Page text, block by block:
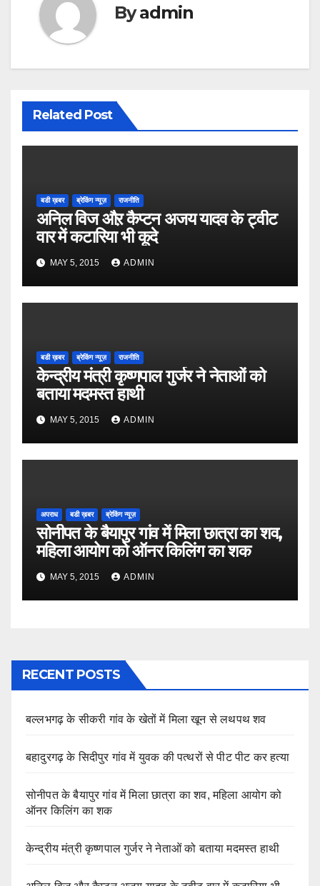
Byadmin
Related Post
बडी ख़बर ब्रेकिंग न्यूज़ राजनीति
अनिल विज औऱ कैप्टन अजय यादव के ट्वीट
वार में कटारिया भी कूदे
MAY 5, 2015 ADMIN
बडी ख़बर ब्रेकिंग न्यूज़ राजनीति
केन्द्रीय मंत्री कृष्णपाल गुर्जर ने नेताओं को
बताया मदमस्त हाथी
MAY 5, 2015 ADMIN
अपराध बडी ख़बर ब्रेकिंग न्यूज़
सोनीपत के बैयापुर गांव में मिला छात्रा का शव,
महिला आयोग को ऑनर किलिंग का शक
MAY 5, 2015 ADMIN
RECENT POSTS
बल्लभगढ़ के सीकरी गांव के खेतों में मिला खून से लथपथ शव
बहादुरगढ़ के सिदीपुर गांव में युवक की पत्थरों से पीट पीट कर हत्या
सोनीपत के बैयापुर गांव में मिला छात्रा का शव, महिला आयोग को
ऑनर किलिंग का शक
केन्द्रीय मंत्री कृष्णपाल गुर्जर ने नेताओं को बताया मदमस्त हाथी